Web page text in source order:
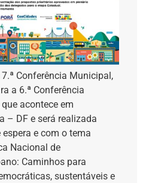
Conferência Municipal,
a 6.ª Conferência
acontece em
– DF e será realizada
e com o tema
Nacional de
Caminhos para
sustentáveis e